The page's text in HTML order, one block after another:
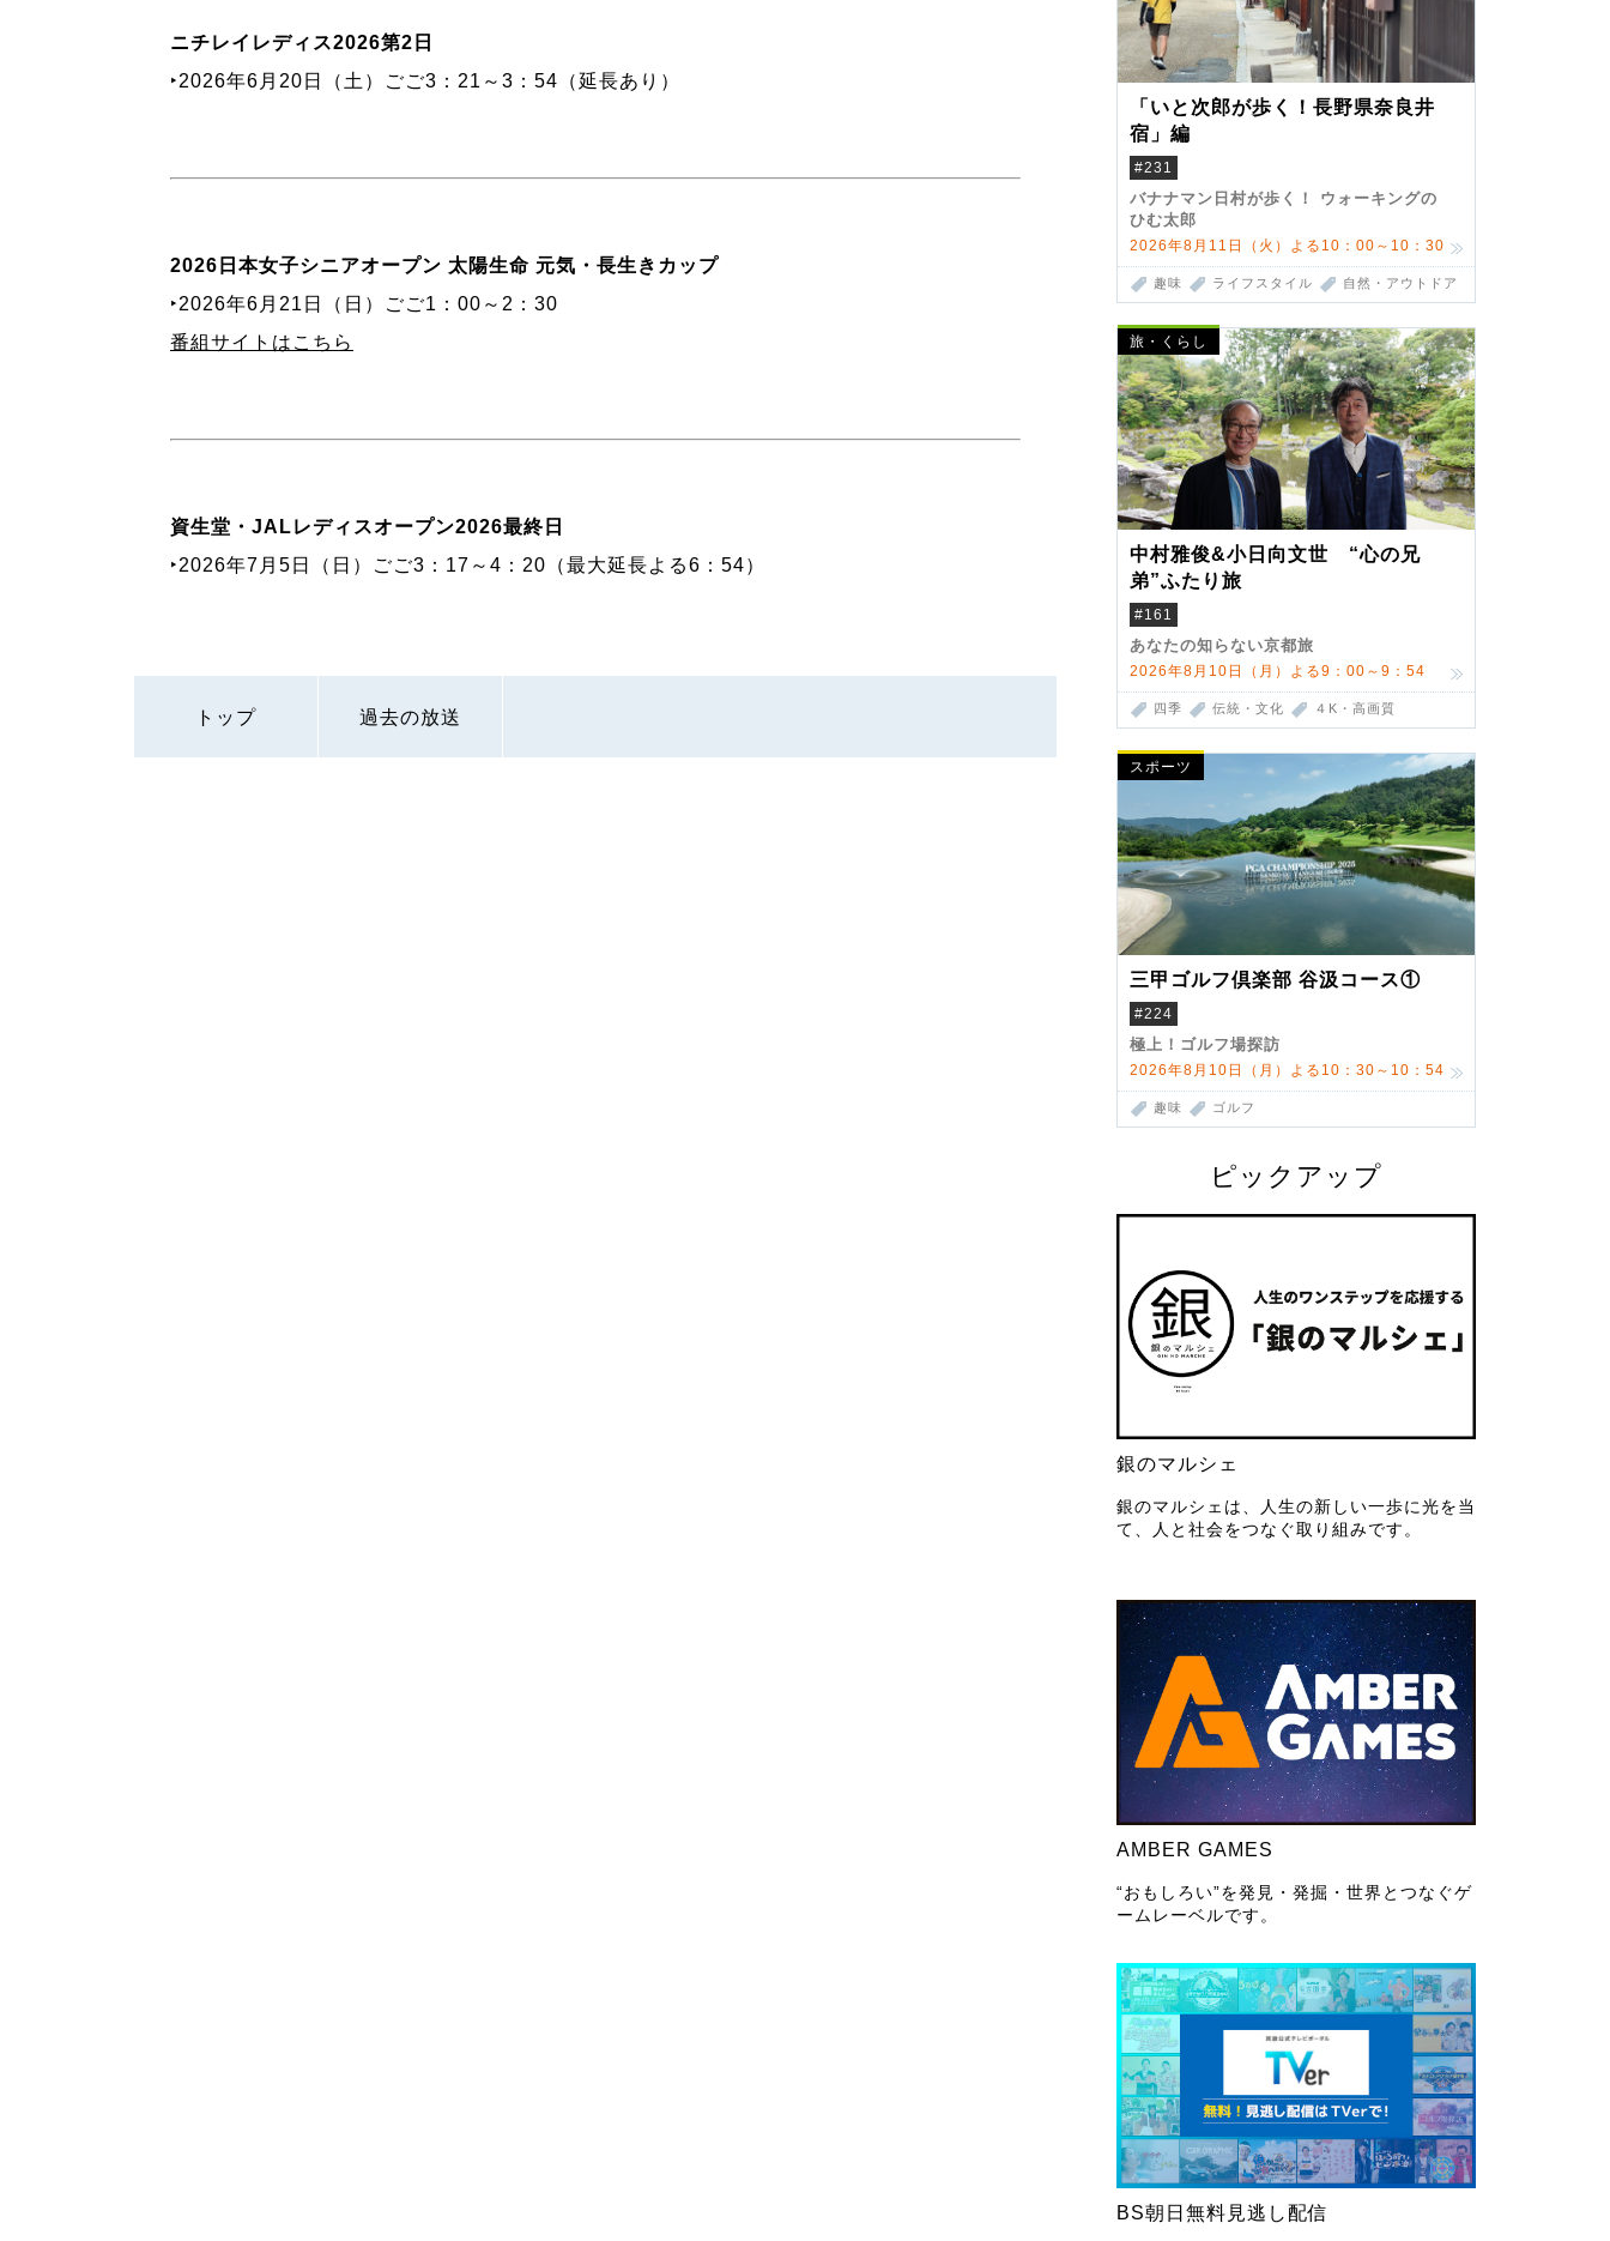
「いと次郎が歩く！長野県奈良井
宿」編
#231
バナナマン日村が歩く！ ウォーキングの
ひむ太郎
2026年8月11日（火）よる10：00～10：30
趣味 ライフスタイル 自然・アウトドア
旅・くらし
中村雅俊&小日向文世 “心の兄
弟”ふたり旅
#161
あなたの知らない京都旅
2026年8月10日（月）よる9：00～9：54
四季 伝統・文化 ４K・高画質
スポーツ
三甲ゴルフ倶楽部 谷汲コース①
#224
極上！ゴルフ場探訪
2026年8月10日（月）よる10：30～10：54
趣味 ゴルフ
ピックアップ
銀のマルシェ
銀のマルシェは、人生の新しい一歩に光を当
て、人と社会をつなぐ取り組みです。
AMBER GAMES
“おもしろい”を発見・発掘・世界とつなぐゲ
ームレーベルです。
BS朝日無料見逃し配信
ニチレイレディス2026第2日
‣2026年6月20日（土）ごご3：21～3：54（延長あり）
2026日本女子シニアオープン 太陽生命 元気・長生きカップ
‣2026年6月21日（日）ごご1：00～2：30
番組サイトはこちら
資生堂・JALレディスオープン2026最終日
‣2026年7月5日（日）ごご3：17～4：20（最大延長よる6：54）
トップ 過去の放送